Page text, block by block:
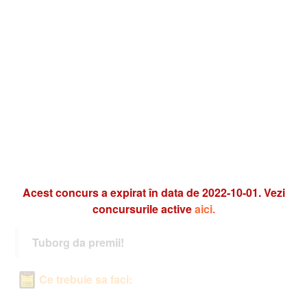
Acest concurs a expirat în data de 2022-10-01. Vezi
concursurile activeaici.
Tuborg da premii!
Ce trebuie sa faci: